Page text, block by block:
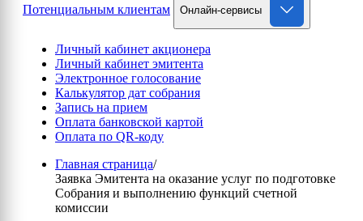
Потенциальным клиентам
Онлайн-сервисы
Личный кабинет акционера
Личный кабинет эмитента
Электронное голосование
Калькулятор дат собрания
Запись на прием
Оплата банковской картой
Оплата по QR-коду
Главная страница/
Заявка Эмитента на оказание услуг по подготовке
Собрания и выполнению функций счетной
комиссии